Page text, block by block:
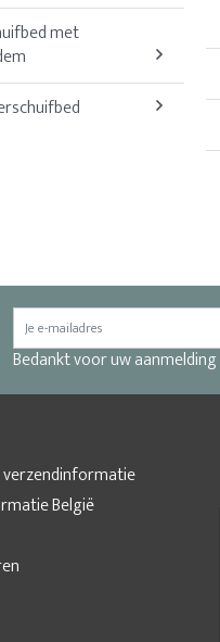
met
Bedankt voor uw aanmelding
België